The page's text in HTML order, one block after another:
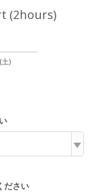
(2hours)
)
ださい